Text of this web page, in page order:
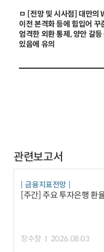
ㅁ [전망 및 시사점] 대만의
이전 본격화 등에 힘입어
엄격한 외환 통제, 양안 갈
있음에 유의
관련보고서
금융지표전망
[주간] 주요 투자은행 환
장수창 2026.08.03